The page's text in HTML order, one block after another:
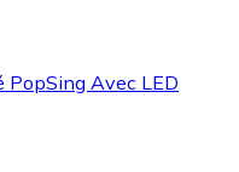
PopSing Avec LED